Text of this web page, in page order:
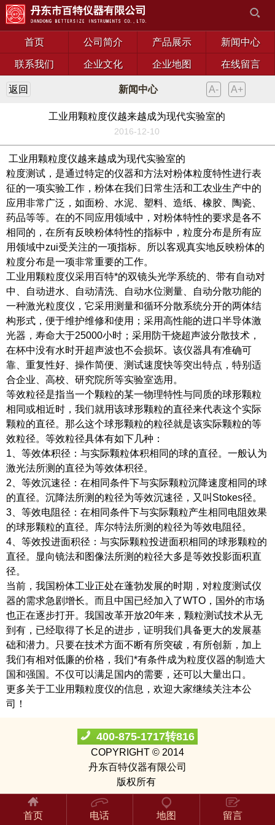
首页 公司简介 产品展示 新闻中心
联系我们 企业文化 企业地图 在线留言
返回 新闻中心 A- A+
工业用颗粒度仪越来越成为现代实验室的
2016-12-10
工业用颗粒度仪越来越成为现代实验室的
粒度测试，是通过特定的仪器和方法对粉体粒度特性进行表
征的一项实验工作，粉体在我们日常生活和工农业生产中的
应用非常广泛，如面粉、水泥、塑料、造纸、橡胶、陶瓷、
药品等等。在的不同应用领域中，对粉体特性的要求是各不
相同的，在所有反映粉体特性的指标中，粒度分布是所有应
用领域中zui受关注的一项指标。所以客观真实地反映粉体的
粒度分布是一项非常重要的工作。
工业用颗粒度仪采用百特*的双镜头光学系统的、带有自动对
中、自动进水、自动清洗、自动水位测量、自动分散功能的
一种激光粒度仪，它采用测量和循环分散系统分开的两体结
构形式，便于维护维修和使用；采用高性能的进口半导体激
光器，寿命大于25000小时；采用防干烧超声波分散技术，
在杯中没有水时开超声波也不会损坏。该仪器具有准确可
靠、重复性好、操作简便、测试速度快等突出特点，特别适
合企业、高校、研究院所等实验室选用。
等效粒径是指当一个颗粒的某一物理特性与同质的球形颗粒
相同或相近时，我们就用该球形颗粒的直径来代表这个实际
颗粒的直径。那么这个球形颗粒的粒径就是该实际颗粒的等
效粒径。等效粒径具体有如下几种：
1、等效体积径：与实际颗粒体积相同的球的直径。一般认为
激光法所测的直径为等效体积径。
2、等效沉速径：在相同条件下与实际颗粒沉降速度相同的球
的直径。沉降法所测的粒径为等效沉速径，又叫Stokes径。
3、等效电阻径：在相同条件下与实际颗粒产生相同电阻效果
的球形颗粒的直径。库尔特法所测的粒径为等效电阻径。
4、等效投进面积径：与实际颗粒投进面积相同的球形颗粒的
直径。显向镜法和图像法所测的粒径大多是等效投影面积直
径。
当前，我国粉体工业正处在蓬勃发展的时期，对粒度测试仪
器的需求急剧增长。而且中国已经加入了WTO，国外的市场
也正在逐步打开。我国改革开放20年来，颗粒测试技术从无
到有，已经取得了长足的进步，证明我们具备更大的发展基
础和潜力。只要在技术方面不断有所突破，有所创新，加上
我们有相对低廉的价格，我们*有条件成为粒度仪器的制造大
国和强国。不仅可以满足国内的需要，还可以大量出口。
更多关于工业用颗粒度仪的信息，欢迎大家继续关注本公
司！
400-875-1717转816
COPYRIGHT © 2014
丹东百特仪器有限公司
版权所有
首页 电话 地图 留言